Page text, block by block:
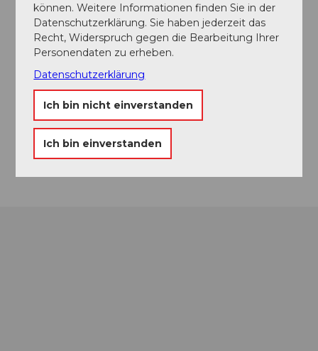
Ansprechpartner:in
Gipfel-Restaurant Rothorn
Kontaktdaten
Gipfel-Restaurant Rothorn
6174Sörenberg
Website
können. Weitere Informationen finden Sie in der
Datenschutzerklärung. Sie haben jederzeit das
Recht, Widerspruch gegen die Bearbeitung Ihrer
Personendaten zu erheben.
Datenschutzerklärung
Ich bin nicht einverstanden
Ich bin einverstanden